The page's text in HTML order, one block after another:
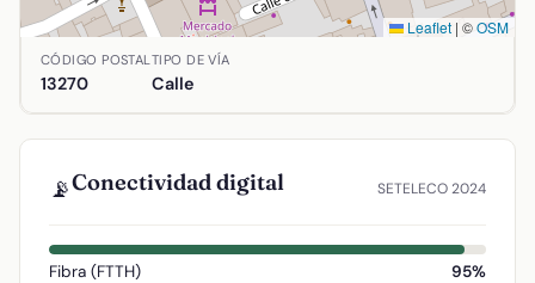
Leaflet | ©OSM
Ubicación de San Jorge en Almagro, Ciudad Real.
CÓDIGO POSTAL
13270
TIPO DE VÍA
Calle
📡Conectividad digital SETELECO 2024
Fibra (FTTH)
95%